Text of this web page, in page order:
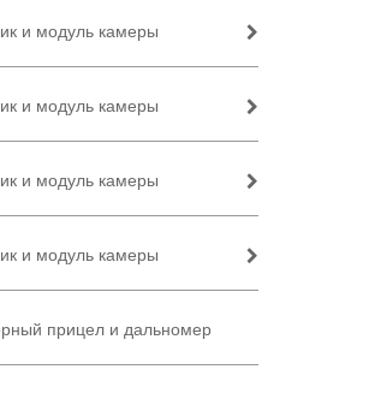
и модуль камеры
и модуль камеры
и модуль камеры
и модуль камеры
прицел и дальномер